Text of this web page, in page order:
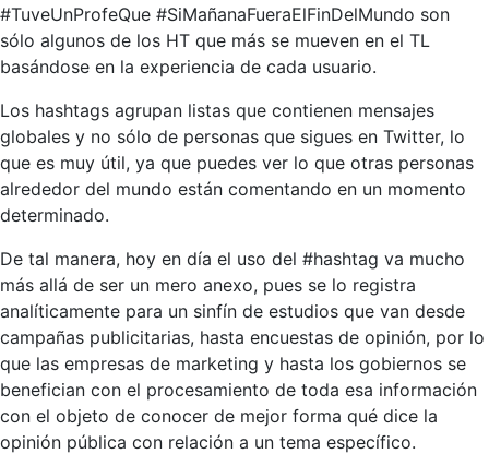
#TuveUnProfeQue #SiMañanaFueraElFinDelMundo son
sólo algunos de los HT que más se mueven en el TL
basándose en la experiencia de cada usuario.
Los hashtags agrupan listas que contienen mensajes
globales y no sólo de personas que sigues en Twitter, lo
que es muy útil, ya que puedes ver lo que otras personas
alrededor del mundo están comentando en un momento
determinado.
De tal manera, hoy en día el uso del #hashtag va mucho
más allá de ser un mero anexo, pues se lo registra
analíticamente para un sinfín de estudios que van desde
campañas publicitarias, hasta encuestas de opinión, por lo
que las empresas de marketing y hasta los gobiernos se
benefician con el procesamiento de toda esa información
con el objeto de conocer de mejor forma qué dice la
opinión pública con relación a un tema específico.